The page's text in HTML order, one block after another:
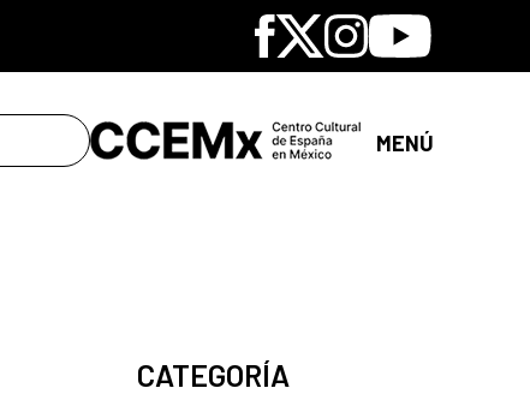
Facebook
X Instagram
Youtube
MENÚ
CATEGORÍA